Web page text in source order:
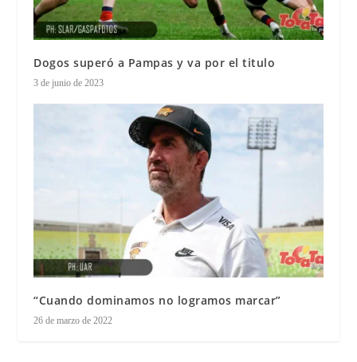
Dogos superó a Pampas y va por el titulo
3 de junio de 2023
“Cuando dominamos no logramos marcar”
26 de marzo de 2022